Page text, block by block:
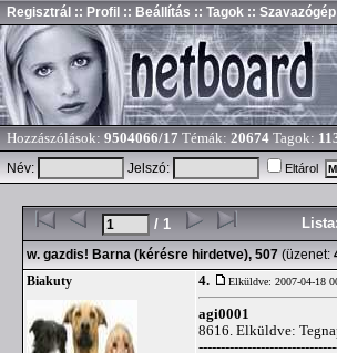
Regisztrál :: Profil :: Beállítás :: Tagok :: Szavazógép
Hozzászólások: 9504066/17 Témák: 20674 Tagok:
Név:
Jelszó: Eltárol
/ 1
w. gazdis! Barna (kérésre hirdetve), 507 (üzenet:
Biakuty 4. Elküldve: 2007-04-18
agi0001
8616. Elküldve: